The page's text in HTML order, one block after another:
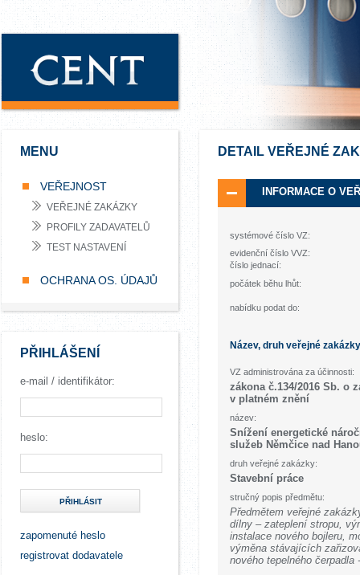
MENU
VEŘEJNOST
VEŘEJNÉ ZAKÁZKY
PROFILY ZADAVATELŮ
TEST NASTAVENÍ
OCHRANA OS. ÚDAJŮ
PŘIHLÁŠENÍ
e-mail / identifikátor:
heslo:
PŘIHLÁSIT
zapomenuté heslo
registrovat dodavatele
DETAIL VEŘEJNÉ
INFORMACE O
systémové číslo VZ:
evidenční číslo VVZ:
číslo jednací:
počátek běhu lhůt:
nabídku podat do:
Název, druh veřejné
VZ administrována za účinnosti:
zákona č.134/2016 Sb. o
v platném znění
název:
Snížení energetické
služeb Němčice nad
druh veřejné zakázky:
Stavební práce
stručný popis předmětu:
Předmětem veřejné
dílny – zateplení stropu,
instalace nového bojleru,
výměna stávajících
nového tepelného